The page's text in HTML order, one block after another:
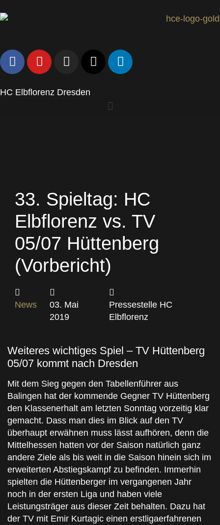
HC Elbflorenz Dresden
33. Spieltag: HC
Elbflorenz vs. TV
05/07 Hüttenberg
(Vorbericht)
News
03. Mai
2019
Pressestelle HC
Elbflorenz
Weiteres wichtiges Spiel – TV Hüttenberg
05/07 kommt nach Dresden
Mit dem Sieg gegen den Tabellenführer aus
Balingen hat der kommende Gegner TV Hüttenberg
den Klassenerhalt am letzten Sonntag vorzeitig klar
gemacht. Dass man dies im Blick auf den TV
überhaupt erwähnen muss lässt aufhören, denn die
Mittelhessen hatten vor der Saison natürlich ganz
andere Ziele als bis weit in die Saison hinein sich im
erweiterten Abstiegskampf zu befinden. Immerhin
spielten die Hüttenberger im vergangenen Jahr
noch in der ersten Liga und haben viele
Leistungsträger aus dieser Zeit behalten. Dazu hat
der TV mit Emir Kurtagic einen erstligaerfahrenen